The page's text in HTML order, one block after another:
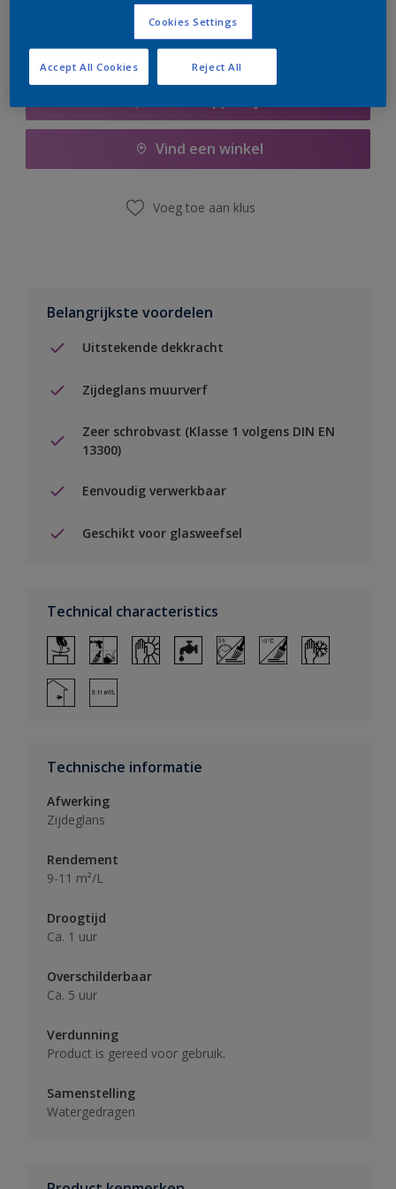
Vind een winkel
Voeg toe aan klus
Belangrijkste voordelen
Uitstekende dekkracht
Zijdeglans muurverf
Zeer schrobvast (Klasse 1 volgens DIN EN
13300)
Eenvoudig verwerkbaar
Geschikt voor glasweefsel
Technical characteristics
Technische informatie
Afwerking
Zijdeglans
Rendement
9-11 m²/L
Droogtijd
Ca. 1 uur
Overschilderbaar
Ca. 5 uur
Verdunning
Product is gereed voor gebruik.
Samenstelling
Watergedragen
Cookies Settings
Reject All
Accept All Cookies